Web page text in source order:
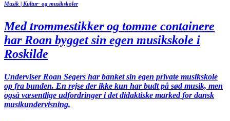
Musik | Kultur- og musikskoler
Med trommestikker og tomme containere
har Roan bygget sin egen musikskole i
Roskilde
Underviser Roan Segers har banket sin egen private musikskole
op fra bunden. En rejse der ikke kun har budt på sød musik, men
også væsentlige udfordringer i det didaktiske marked for dansk
musikundervisning.